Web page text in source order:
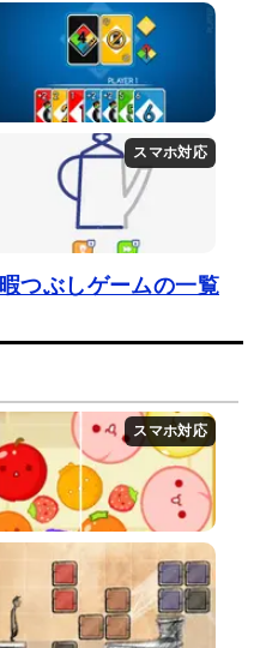
暇つぶしゲームの一覧